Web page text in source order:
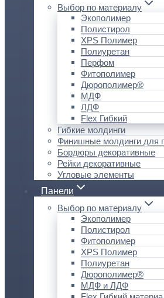
Выбор по материалу
Экополимер
Полистирол
XPS Полимер
Полиуретан
Перфом
Фитополимер
Дюрополимер®
МДФ
ЛДФ
Flex Гибкий
Гибкие молдинги
Финишные молдинги для
Бордюры декоративные
Рейки декоративные
Угловые элементы
Панели
Выбор по материалу
Экополимер
Полистирол
Фитополимер
XPS Полимер
Полиуретан
Дюрополимер®
МДФ и ЛДФ
Flex Гибкий